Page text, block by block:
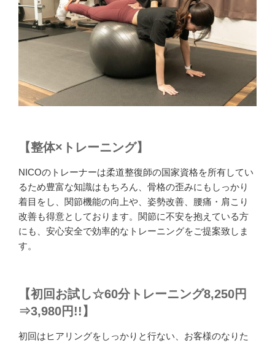
【整体×トレーニング】
NICOのトレーナーは柔道整復師の国家資格を所有してい
るため豊富な知識はもちろん、骨格の歪みにもしっかり
着目をし、関節機能の向上や、姿勢改善、腰痛・肩こり
改善も得意としております。関節に不安を抱えている方
にも、安心安全で効率的なトレーニングをご提案致しま
す。
【初回お試し☆60分トレーニング8,250円
⇒3,980円!!】
初回はヒアリングをしっかりと行ない、お客様のなりた